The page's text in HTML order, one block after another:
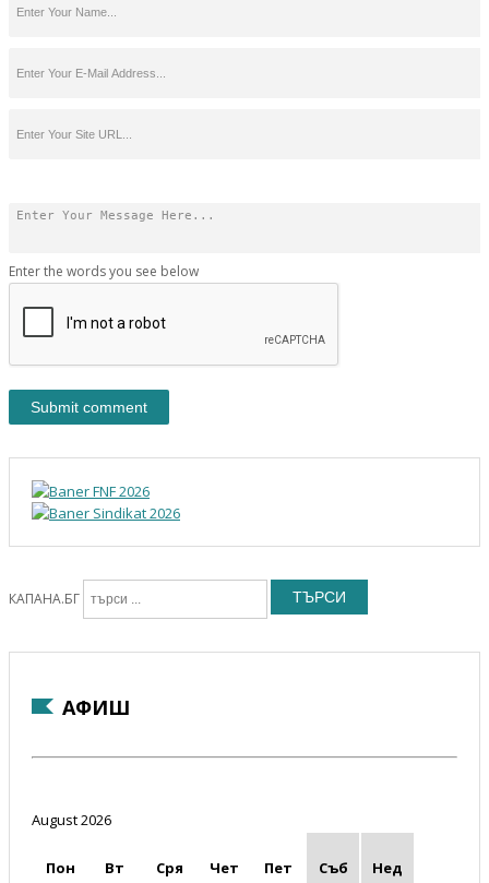
Enter the words you see below
КАПАНА.БГ ТЪРСИ
АФИШ
August 2026
Пон Вт Сря Чет Пет Съб
Нед